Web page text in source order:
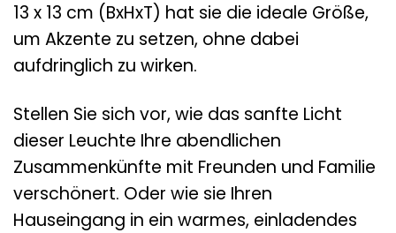
13 x 13 cm (BxHxT) hat sie die ideale Größe,
um Akzente zu setzen, ohne dabei
aufdringlich zu wirken.
Stellen Sie sich vor, wie das sanfte Licht
dieser Leuchte Ihre abendlichen
Zusammenkünfte mit Freunden und Familie
verschönert. Oder wie sie Ihren
Hauseingang in ein warmes, einladendes